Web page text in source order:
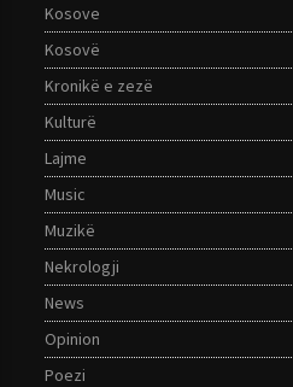
Kosove
Kosovë
Kronikë e zezë
Kulturë
Lajme
Music
Muzikë
Nekrologji
News
Opinion
Poezi